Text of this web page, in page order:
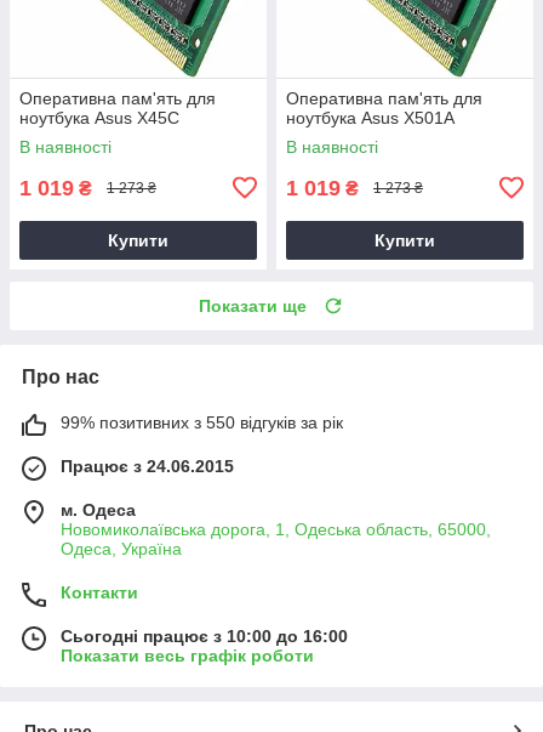
Оперативна пам'ять для
ноутбука Asus X45C
В наявності
1 019 ₴ 1 273 ₴
Купити
Оперативна пам'ять для
ноутбука Asus X501A
В наявності
1 019 ₴ 1 273 ₴
Купити
Показати ще
Про нас
99% позитивних з 550 відгуків за рік
Працює з 24.06.2015
м. Одеса
Новомиколаївська дорога, 1, Одеська область, 65000,
Одеса, Україна
Контакти
Сьогодні працює з 10:00 до 16:00
Показати весь графік роботи